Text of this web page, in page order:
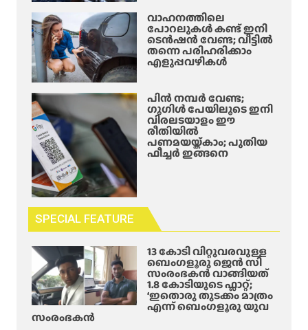
വാഹനത്തിലെ
പോറലുകൾ കണ്ട് ഇനി
ടെൻഷൻ വേണ്ട; വീട്ടിൽ
തന്നെ പരിഹരിക്കാം
എളുപ്പവഴികൾ
പിൻ നമ്പർ വേണ്ട;
ഗൂഗിൾ പേയിലൂടെ ഇനി
വിരലടയാളം ഈ
രീതിയിൽ
പണമയയ്ക്കാം; പുതിയ
ഫീച്ചർ ഇങ്ങനെ
SPECIAL FEATURE
13 കോടി വിറ്റുവരവുള്ള
ബെംഗളൂരു ജെൻ സി
സംരംഭകൻ വാങ്ങിയത്
1.8 കോടിയുടെ ഫ്ലാറ്റ്;
‘ഇതൊരു തുടക്കം മാത്രം
എന്ന് ബെംഗളൂരു യുവ
സംരംഭകൻ